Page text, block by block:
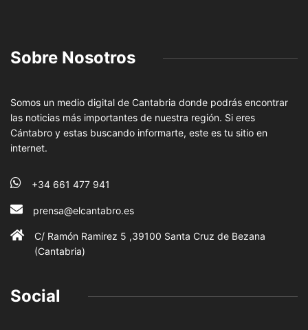
Sobre Nosotros
Somos un medio digital de Cantabria donde podrás encontrar
las noticias más importantes de nuestra región. Si eres
Cántabro y estas buscando informarte, este es tu sitio en
internet.
+34 661 477 941
prensa@elcantabro.es
C/ Ramón Ramirez 5 ,39100 Santa Cruz de Bezana
(Cantabria)
Social